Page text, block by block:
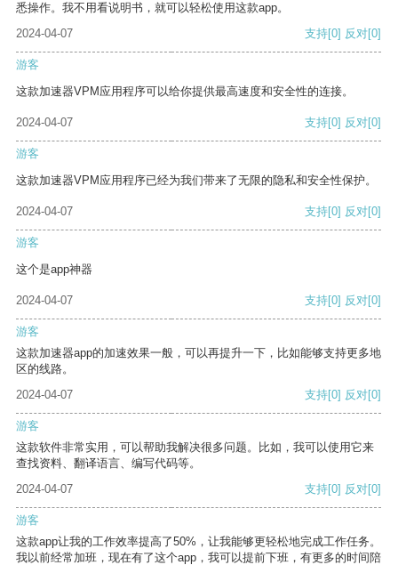
悉操作。我不用看说明书，就可以轻松使用这款app。
2024-04-07
支持[0] 反对[0]
游客
这款加速器VPM应用程序可以给你提供最高速度和安全性的连接。
2024-04-07 支持[0] 反对[0]
游客
这款加速器VPM应用程序已经为我们带来了无限的隐私和安全性保护。
2024-04-07 支持[0] 反对[0]
游客
这个是app神器
2024-04-07 支持[0] 反对[0]
游客
这款加速器app的加速效果一般，可以再提升一下，比如能够支持更多地
区的线路。
2024-04-07
支持[0] 反对[0]
游客
这款软件非常实用，可以帮助我解决很多问题。比如，我可以使用它来
查找资料、翻译语言、编写代码等。
2024-04-07
支持[0] 反对[0]
游客
这款app让我的工作效率提高了50%，让我能够更轻松地完成工作任务。
我以前经常加班，现在有了这个app，我可以提前下班，有更多的时间陪